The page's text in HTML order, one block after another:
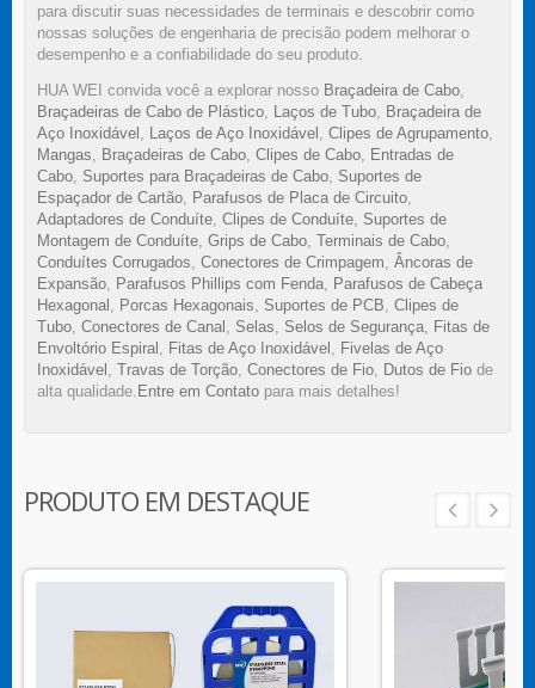
para discutir suas necessidades de terminais e descobrir como
nossas soluções de engenharia de precisão podem melhorar o
desempenho e a confiabilidade do seu produto.
HUA WEI convida você a explorar nosso Braçadeira de Cabo
Braçadeiras de Cabo de Plástico
Laços de Tubo
Braçadeira de
Aço Inoxidável
Laços de Aço Inoxidável Clipes de Agrupamento
Mangas
Braçadeiras de Cabo Clipes de Cabo
Entradas de
Cabo Suportes para Braçadeiras de Cabo Suportes de
Espaçador de Cartão
Parafusos de Placa de Circuito
Adaptadores de Conduíte Clipes de Conduíte Suportes de
Montagem de Conduíte Grips de Cabo Terminais de Cabo
Conduítes Corrugados Conectores de Crimpagem Âncoras de
Expansão
Parafusos Phillips com Fenda
Parafusos de Cabeça
Hexagonal
Porcas Hexagonais Suportes de PCB Clipes de
Tubo Conectores de Canal Selas Selos de Segurança
Fitas de
Envoltório Espiral
Fitas de Aço Inoxidável
Fivelas de Aço
Inoxidável
Travas de Torção Conectores de Fio Dutos de Fio de
alta qualidade. Entre em Contato para mais detalhes!
PRODUTO EM DESTAQUE